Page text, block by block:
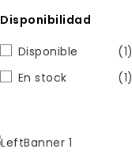
Disponibilidad
Disponible
(1)
En stock
(1)